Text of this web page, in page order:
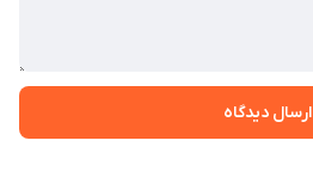
ارسال دیدگاه